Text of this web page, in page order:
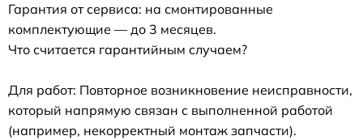
Гарантия от сервиса: на смонтированные
комплектующие — до 3 месяцев.
Что считается гарантийным случаем?
Для работ: Повторное возникновение неисправности,
который напрямую связан с выполненной работой
(например, некорректный монтаж запчасти).